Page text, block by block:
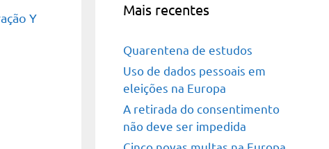
Y
Mais recentes
Quarentena de estudos
Uso de dados pessoais em
eleições na Europa
A retirada do consentimento
não deve ser impedida